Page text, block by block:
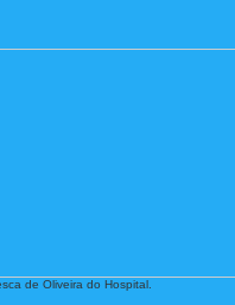
de Oliveira do Hospital.